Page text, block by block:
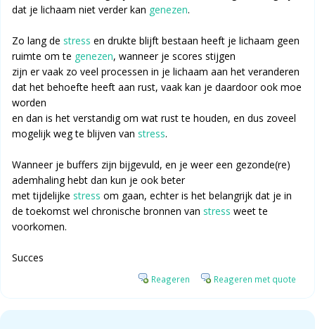
dat je lichaam niet verder kan genezen.
Zo lang de stress en drukte blijft bestaan heeft je lichaam geen
ruimte om te genezen, wanneer je scores stijgen
zijn er vaak zo veel processen in je lichaam aan het veranderen
dat het behoefte heeft aan rust, vaak kan je daardoor ook moe
worden
en dan is het verstandig om wat rust te houden, en dus zoveel
mogelijk weg te blijven van stress.
Wanneer je buffers zijn bijgevuld, en je weer een gezonde(re)
ademhaling hebt dan kun je ook beter
met tijdelijke stress om gaan, echter is het belangrijk dat je in
de toekomst wel chronische bronnen van stress weet te
voorkomen.
Succes
Reageren Reageren met quote